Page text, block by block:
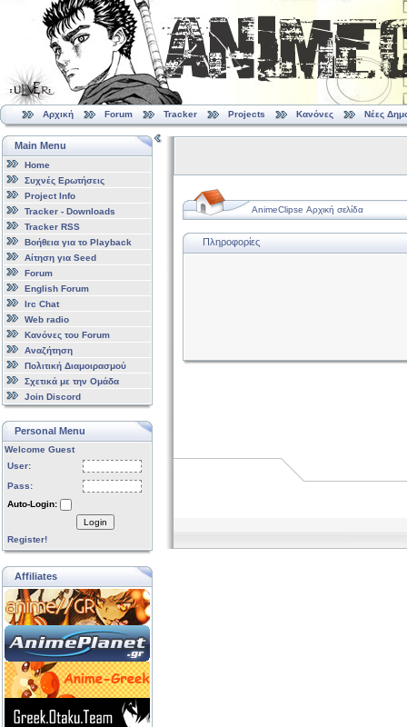
Αρχική Forum Tracker Projects Κανόνες Νέες
Main Menu
Home
Συχνές Ερωτήσεις
Project Info
Tracker - Downloads
Tracker RSS
Βοήθεια για το Playback
Αίτηση για Seed
Forum
English Forum
Irc Chat
Web radio
Κανόνες του Forum
Αναζήτηση
Πολιτική Διαμοιρασμού
Σχετικά με την Ομάδα
Join Discord
Personal Menu
Welcome Guest
User:
Pass:
Auto-Login:
Login
Register!
Affiliates
AnimeClipse Αρχική σελίδα
Πληροφορίες